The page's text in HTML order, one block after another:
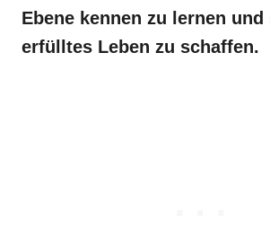
Ebene kennen zu lernen
erfülltes Leben zu schaffen.